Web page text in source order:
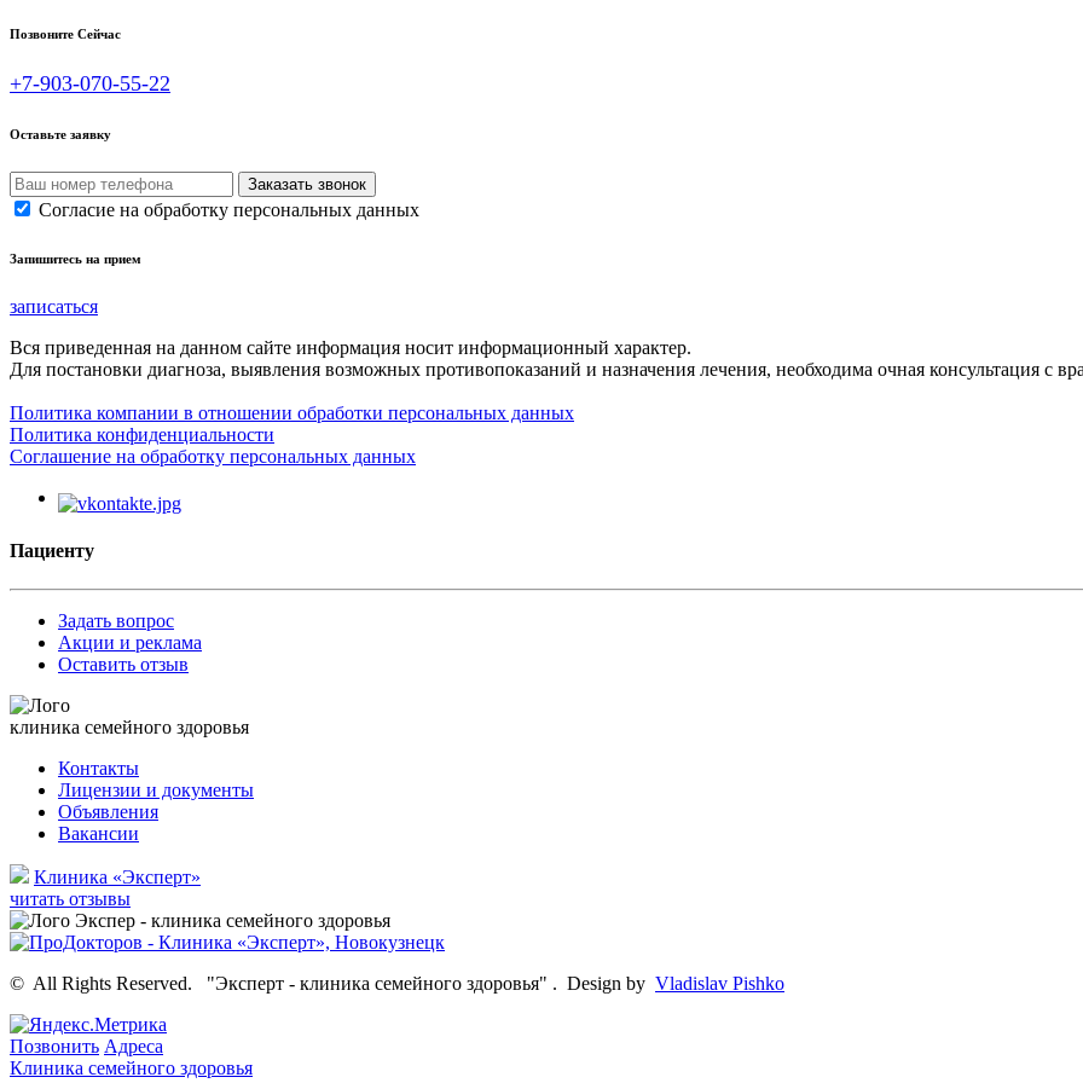
Позвоните Сейчас
+7-903-070-55-22
Оставьте заявку
Согласие на обработку персональных данных
Запишитесь на прием
записаться
Вся приведенная на данном сайте информация носит информационный характер.
Для постановки диагноза, выявления возможных противопоказаний и назначения лечения, необходима очная консультация с
Политика компании в отношении обработки персональных данных
Политика конфиденциальности
Соглашение на обработку персональных данных
Пациенту
Задать вопрос
Акции и реклама
Оставить отзыв
клиника семейного здоровья
Контакты
Лицензии и документы
Объявления
Вакансии
Клиника «Эксперт»
читать отзывы
© All Rights Reserved. "Эксперт - клиника семейного здоровья" . Design by Vladislav Pishko
Позвонить Адреса
Клиника семейного здоровья